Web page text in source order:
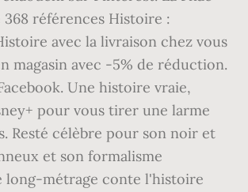
références Histoire :
avec la livraison chez vous
magasin avec -5% de réduction.
Une histoire vraie,
pour vous tirer une larme
Resté célèbre pour son noir et
et son formalisme
long-métrage conte l'histoire